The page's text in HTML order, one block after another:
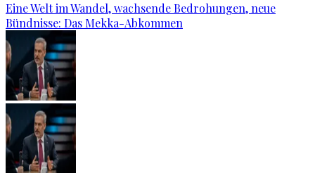
Eine Welt im Wandel, wachsende Bedrohungen, neue
Bündnisse: Das Mekka-Abkommen